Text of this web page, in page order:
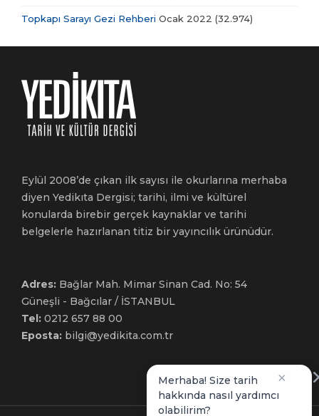
Topkapı Sarayı Gezi Rehberi Ocak 2022 (32.974)
Eylül 2008’de çıkan ilk sayısı ile okurlarına merhaba
diyen Yedikıta Dergisi; tarihi, ilmi ve kültürel
konularda birebir gerçek kaynaklar ve tarihi
belgelerle hazırlanan titiz bir yayıncılık ürünüdür.
Adres: Bağlar Mah. Mimar Sinan Cad. No: 54
Güneşli - Bağcılar / İSTANBUL
Tel: 0212 657 88 00
Eposta: bilgi@yedikita.com.tr
×
Merhaba! Size tarih
hakkında nasıl yardımcı
olabilirim?